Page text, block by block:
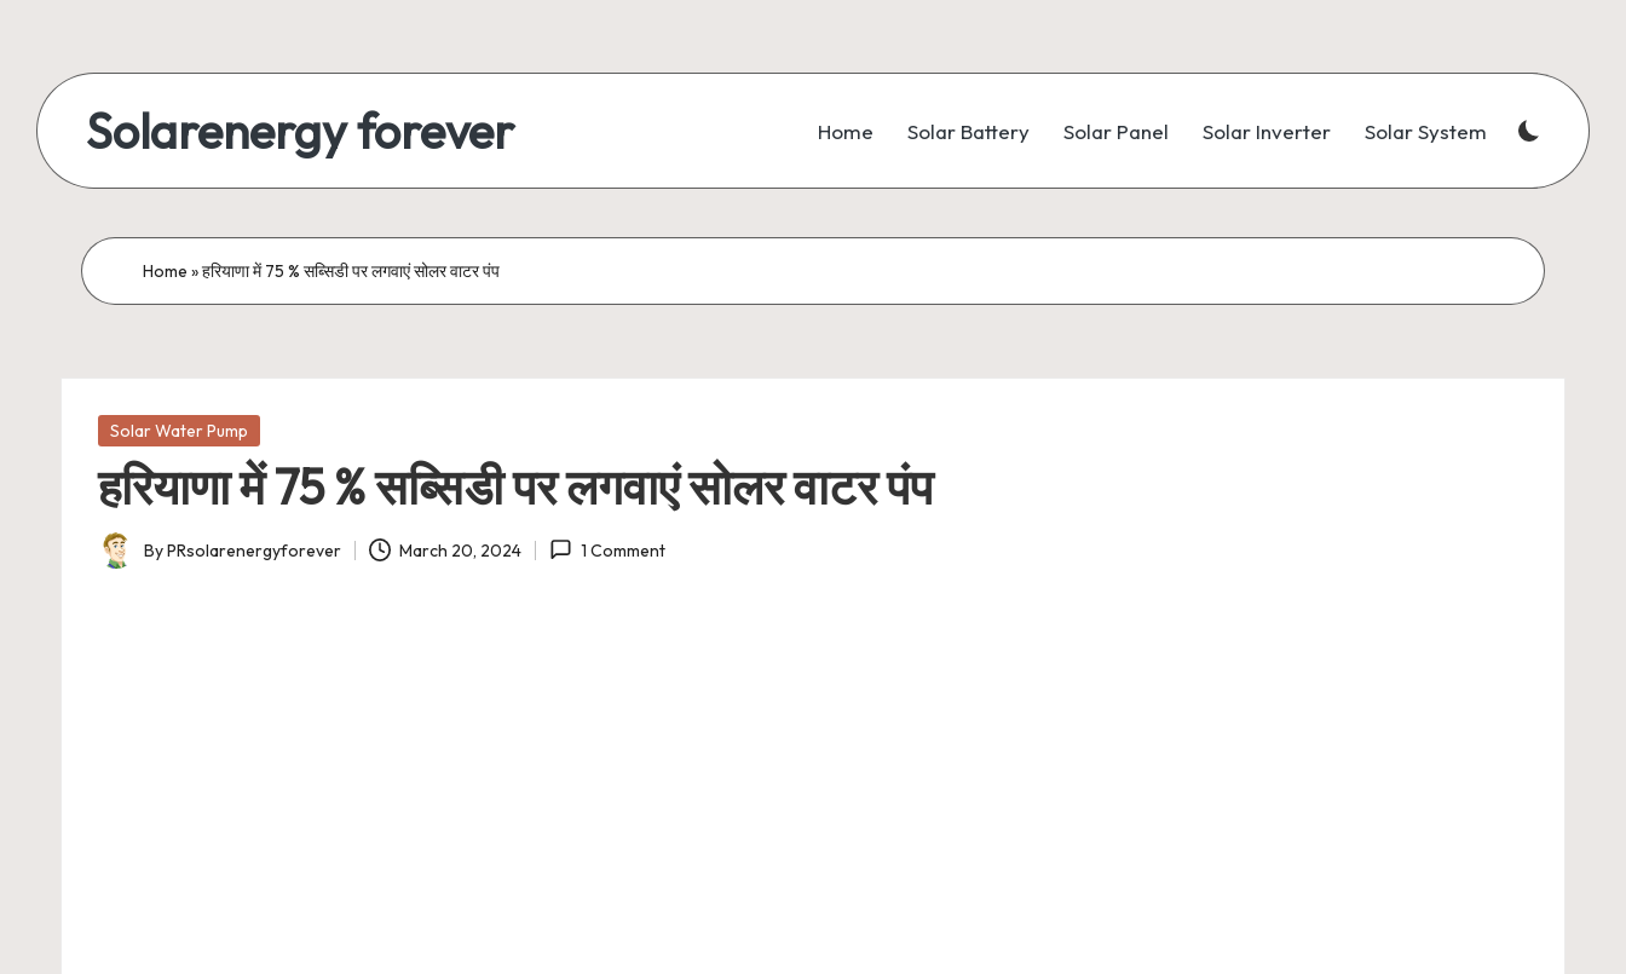
content
Solarenergy forever
बिजली
Home Solar Battery Solar Panel Solar Inverter Solar System
Home »हरियाणा में 75 % सब्सिडी पर लगवाएं सोलर वाटर पंप
Posted
Solar Water Pump
हरियाणा में 75 % सब्सिडी पर लगवाएं सोलर वाटर पंप
Posted
ByPRsolarenergyforever March 20, 2024 1 Comment